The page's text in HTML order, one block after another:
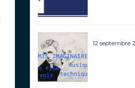
12 septembre